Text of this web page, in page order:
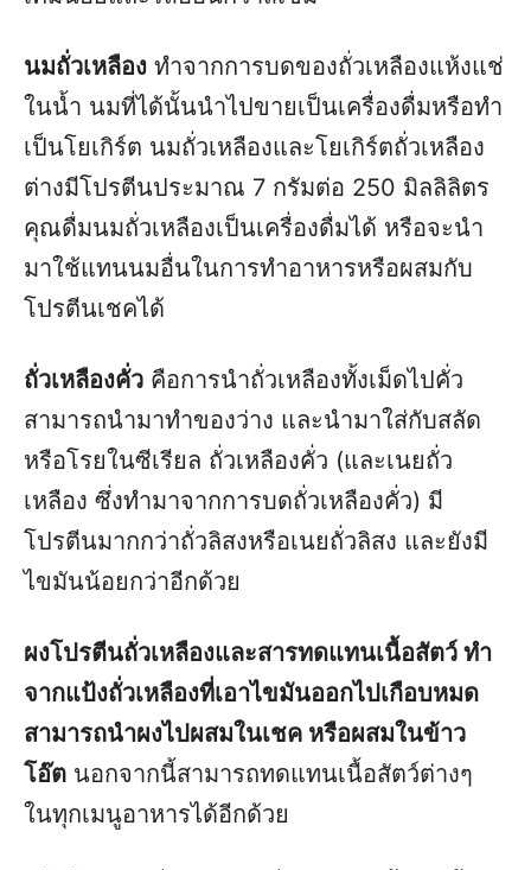
นมถั่วเหลือง ทำจากการบดของถั่วเหลืองแห้งแช่
ในน้ำ นมที่ได้นั้นนำไปขายเป็นเครื่องดื่มหรือทำ
เป็นโยเกิร์ต นมถั่วเหลืองและโยเกิร์ตถั่วเหลือง
ต่างมีโปรตีนประมาณ 7 กรัมต่อ 250 มิลลิลิตร
คุณดื่มนมถั่วเหลืองเป็นเครื่องดื่มได้ หรือจะนำ
มาใช้แทนนมอื่นในการทำอาหารหรือผสมกับ
โปรตีนเชคได้
ถั่วเหลืองคั่ว คือการนำถั่วเหลืองทั้งเม็ดไปคั่ว
สามารถนำมาทำของว่าง และนำมาใส่กับสลัด
หรือโรยในซีเรียล ถั่วเหลืองคั่ว (และเนยถั่ว
เหลือง ซึ่งทำมาจากการบดถั่วเหลืองคั่ว) มี
โปรตีนมากกว่าถั่วลิสงหรือเนยถั่วลิสง และยังมี
ไขมันน้อยกว่าอีกด้วย
ผงโปรตีนถั่วเหลืองและสารทดแทนเนื้อสัตว์ ทำ
จากแป้งถั่วเหลืองที่เอาไขมันออกไปเกือบหมด
สามารถนำผงไปผสมในเชค หรือผสมในข้าว
โอ๊ต นอกจากนี้สามารถทดแทนเนื้อสัตว์ต่างๆ
ในทุกเมนูอาหารได้อีกด้วย